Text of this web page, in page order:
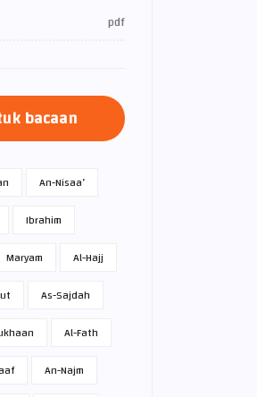
pdf
bacaan
An-Nisaa’
Ibrahim
Maryam
Al-Hajj
As-Sajdah
Al-Fath
An-Najm